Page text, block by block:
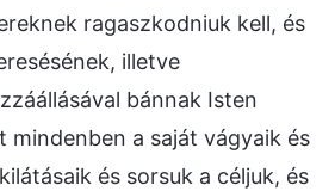
ragaszkodniuk kell, és
illetve
bánnak Isten
mindenben a saját vágyaik és
és sorsuk a céljuk, és